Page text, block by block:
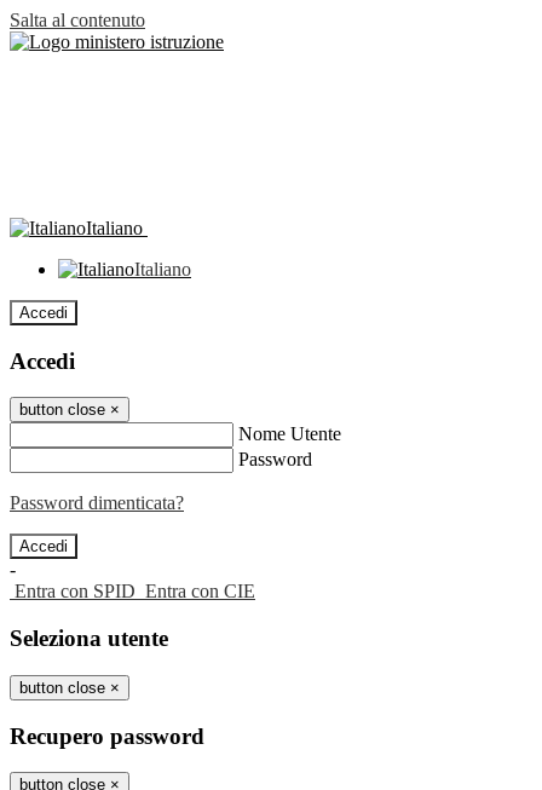
Salta al contenuto
Italiano
Italiano
Accedi
Accedi
button close ×
Nome Utente
Password
Password dimenticata?
-
Entra con SPID Entra con CIE
Seleziona utente
button close ×
Recupero password
button close ×